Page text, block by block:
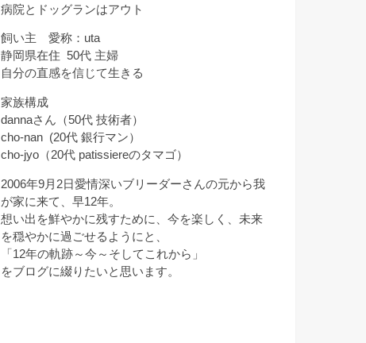
病院とドッグランはアウト
飼い主 愛称：uta
静岡県在住 50代 主婦
自分の直感を信じて生きる
家族構成
dannaさん（50代 技術者）
cho-nan (20代 銀行マン）
cho-jyo（20代 patissiereのタマゴ）
2006年9月2日愛情深いブリーダーさんの元から我
が家に来て、早12年。
想い出を鮮やかに残すために、今を楽しく、未来
を穏やかに過ごせるようにと、
「12年の軌跡～今～そしてこれから」
をブログに綴りたいと思います。